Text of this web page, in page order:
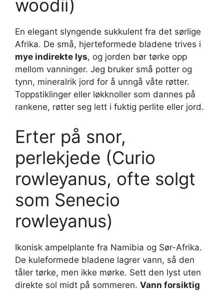
woodii)
En elegant slyngende sukkulent fra det sørlige
Afrika. De små, hjerteformede bladene trives i
mye indirekte lys, og jorden bør tørke opp
mellom vanninger. Jeg bruker små potter og
tynn, mineralrik jord for å unngå våte røtter.
Toppstiklinger eller løkknoller som dannes på
rankene, røtter seg lett i fuktig perlite eller jord.
Erter på snor,
perlekjede (Curio
rowleyanus, ofte solgt
som Senecio
rowleyanus)
Ikonisk ampelplante fra Namibia og Sør-Afrika.
De kuleformede bladene lagrer vann, så den
tåler tørke, men ikke mørke. Sett den lyst uten
direkte sol midt på sommeren. Vann forsiktig